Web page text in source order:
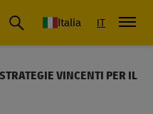
Italia IT
VINCENTI PER IL